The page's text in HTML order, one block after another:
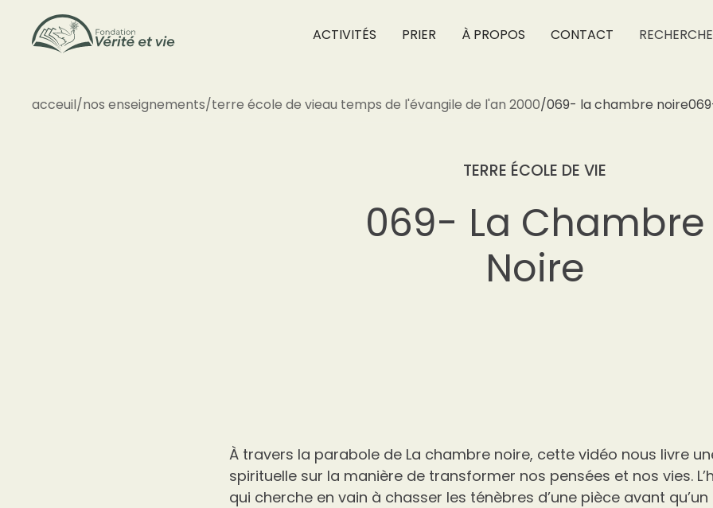
ACTIVITÉS PRIER À PROPOS CONTACT
acceuil/nos enseignements/terre école de vieau temps de l'évangile de l'an 2000/069- la chambre noire
TERRE ÉCOLE DE VIE
069- La Chambre
Noire
À travers la parabole de La chambre noire, cette vidéo nous livre
spirituelle sur la manière de transformer nos pensées et nos vies.
qui cherche en vain à chasser les ténèbres d’une pièce avant